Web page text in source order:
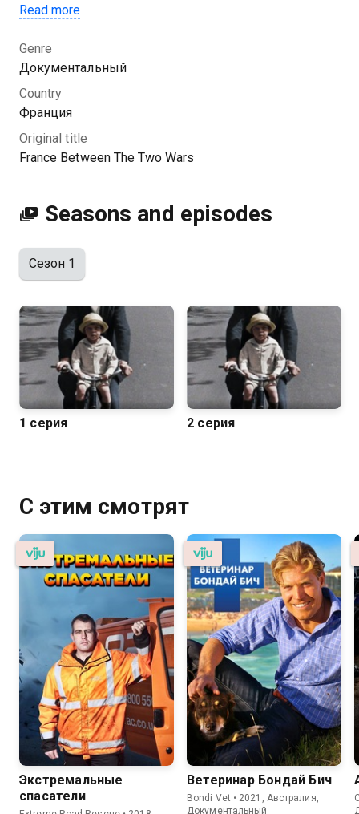
надежды стали лишь кратковременной иллюзией.
национализм – Франция, всего несколько лет назад
вышедшая из пламени войны, оказалась на пороге
новой трагедии.
Read more
Genre
Документальный
Country
Франция
Original title
France Between The Two Wars
Seasons and episodes
Сезон 1
1 серия 2 серия
С этим смотрят
Экстремальные
спасатели
Ветеринар Бондай Бич
Bondi Vet • 2021, Австралия,
Документальный